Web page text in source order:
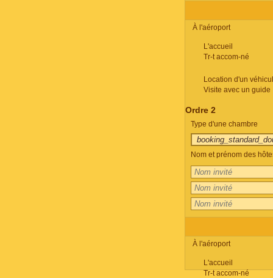
À l'aéroport
L'accueil
Tr-t accom-né
Location d'un
Visite avec un guide
Ordre 2
Type d'une chambre
Nom et prénom des
À l'aéroport
L'accueil
Tr-t accom-né